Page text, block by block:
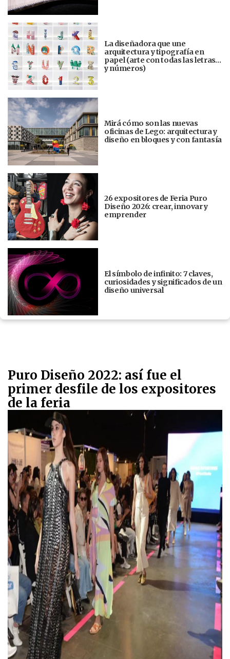
La diseñadora que une
arquitectura y tipografía en
papel (arte con todas las letras…
y números)
Mirá cómo son las nuevas
oficinas de Lego: arquitectura y
diseño en bloques y con fantasía
26 expositores de Feria Puro
Diseño 2026: crear, innovar y
emprender
El símbolo de infinito: 7 claves,
curiosidades y significados de un
diseño universal
Puro Diseño 2022: así fue el
primer desfile de los expositores
de la feria